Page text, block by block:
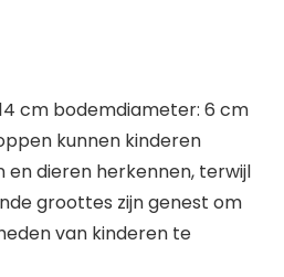
cm bodemdiameter: 6 cm
kunnen kinderen
en dieren herkennen, terwijl
groottes zijn genest om
van kinderen te